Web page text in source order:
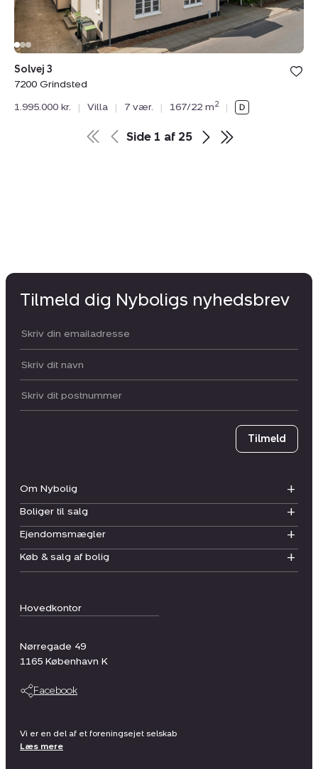
Solvej 3
7200 Grindsted
1.995.000 kr.
| Villa | 7 vær. | 167/22 m2 |
Side 1 af 25
Hovedkontor
Nørregade 49
1165 København K
Facebook
Om Nybolig
Boliger til salg
Ejendomsmægler
Køb & salg af bolig
Tilmeld dig Nyboligs nyhedsbrev
Din email:
Dit navn:
Postnummer
Tilmeld
Vi er en del af et foreningsejet selskab
Læs mere